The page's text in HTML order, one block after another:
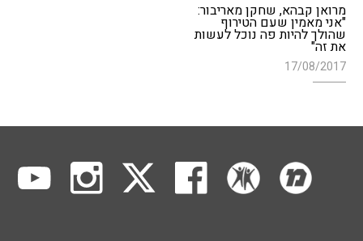
מרואן קבהא, שחקן מאריבור:
"אני מאמין שעם הטירוף
שהולך להיות פה נוכל לעשות
את זה"
17/08/2017